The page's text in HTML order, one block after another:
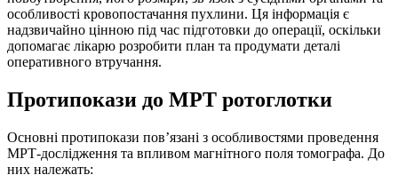
особливості кровопостачання пухлини. Ця інформація є
надзвичайно цінною під час підготовки до операції, оскільки
допомагає лікарю розробити план та продумати деталі
оперативного втручання.
Протипокази до МРТ ротоглотки
Основні протипокази пов’язані з особливостями проведення
МРТ-дослідження та впливом магнітного поля томографа. До
них належать: